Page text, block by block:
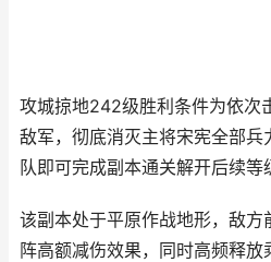
攻城掠地242级胜利条件为依次
敌军，彻底消灭主将宋宪全部兵
队即可完成副本通关解开后续等
该副本处于平原作战地形，敌方
阵高额减伤效果，同时高频释